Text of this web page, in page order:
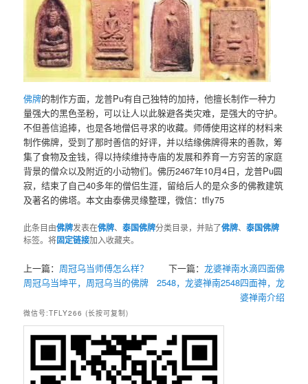
佛牌的制作方面，龙普Pu有自己独特的加持，他擅长制作一种力
量强大的黑色圣粉，可以让人以此躲避各类灾难，是强大的守护。
不但善信追捧，也是各地僧侣寻求的收藏。师傅使用这样的材料来
制作佛牌，受到了那时善信的好评，并以结缘佛牌得来的善款，筹
集了食物及金钱，得以持续维持寺庙的发展和养育一方穷苦的家庭
背景的僧众以及附近的小动物们。佛历2467年10月4日，龙普Pu圆
寂，结束了自己40多年的僧侣生涯，留给后人的是众多的佛教建筑
及著名的佛塔。本文由泰佛灵缘整理，微信：tfly75
此条目由佛牌发表在佛牌、泰国佛牌分类目录，并贴了佛牌、泰国佛牌
标签。将固定链接加入收藏夹。
上一篇： 周冠乌当师傅怎么样？
周冠乌当坤平，周冠乌当的佛牌
下一篇： 龙婆禅南水滴四面佛
2548，龙婆禅南2548四面神，龙
婆禅南介绍
微信号:TFLY266 (长按可复制)